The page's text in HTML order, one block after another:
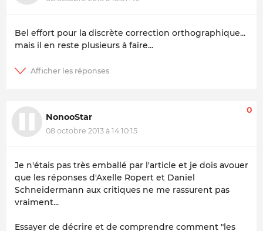
Bel effort pour la discrète correction orthographique...
mais il en reste plusieurs à faire...
NonooStar
08 octobre 2013 à 14:10:15
0
Je n'étais pas très emballé par l'article et je dois avouer
que les réponses d'Axelle Ropert et Daniel
Schneidermann aux critiques ne me rassurent pas
vraiment...
Essayer de décrire et de comprendre comment "les